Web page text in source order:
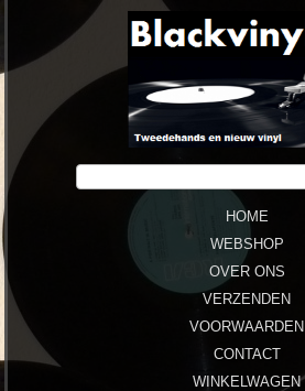
HOME
WEBSHOP
OVER ONS
VERZENDEN
VOORWAARDEN
CONTACT
WINKELWAGEN